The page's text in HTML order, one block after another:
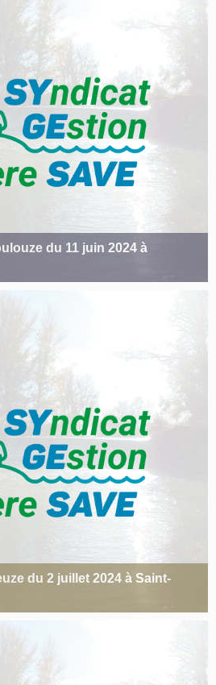
du 11 juin 2024 à
du 2 juillet 2024 à Saint-